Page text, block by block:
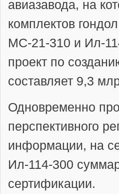
авиазавода, на
комплектов
МС-21-310 и Ил-
проект по
составляет 9,3
Одновременно
перспективного
информации, на
Ил-114-300
сертификации.